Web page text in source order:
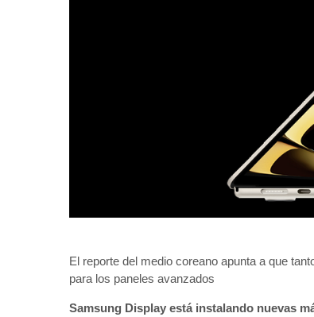
El reporte del medio coreano apunta a que
para los paneles avanzados
Samsung Display está instalando nuevas